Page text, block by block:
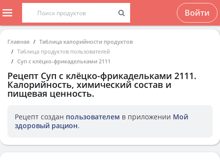
Войти
Главная
Таблица калорийности продуктов
Таблица продуктов пользователей
Суп с клёцко-фрикадельками 2111
Рецепт Суп с клёцко-фрикадельками 2111.
Калорийность, химический состав и
пищевая ценность.
Рецепт создан пользователем в приложении Мой
здоровый рацион.